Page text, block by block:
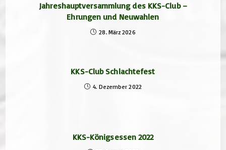
Jahreshauptversammlung des KKS-Club –
Ehrungen und Neuwahlen
28. März 2026
KKS-Club Schlachtefest
4. Dezember 2022
KKS-Königsessen 2022